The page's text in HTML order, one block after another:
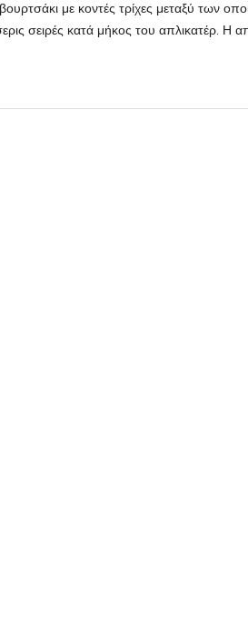
με κοντές τρίχες μεταξύ των
σειρές κατά μήκος του απλικατέρ. Η